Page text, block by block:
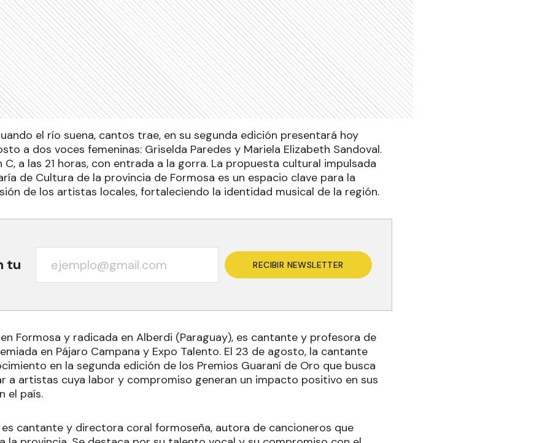
el río suena, cantos trae, en su segunda edición presentará hoy
a dos voces femeninas: Griselda Paredes y Mariela Elizabeth Sandoval.
C, a las 21 horas, con entrada a la gorra. La propuesta cultural impulsada
de Cultura de la provincia de Formosa es un espacio clave para la
de los artistas locales, fortaleciendo la identidad musical de la región.
tu RECIBIR NEWSLETTER
Formosa y radicada en Alberdi (Paraguay), es cantante y profesora de
en Pájaro Campana y Expo Talento. El 23 de agosto, la cantante
en la segunda edición de los Premios Guaraní de Oro que busca
a artistas cuya labor y compromiso generan un impacto positivo en sus
el país.
es cantante y directora coral formoseña, autora de cancioneros que